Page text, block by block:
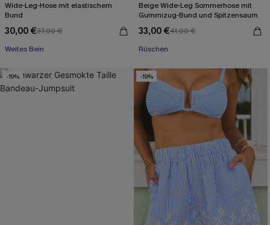
Wide-Leg-Hose mit elastischem
Bund
30,00 €37,00 €
Weites Bein
Beige Wide-Leg Sommerhose mit
Gummizug-Bund und Spitzensaum
33,00 €41,00 €
Rüschen
-19% -19%